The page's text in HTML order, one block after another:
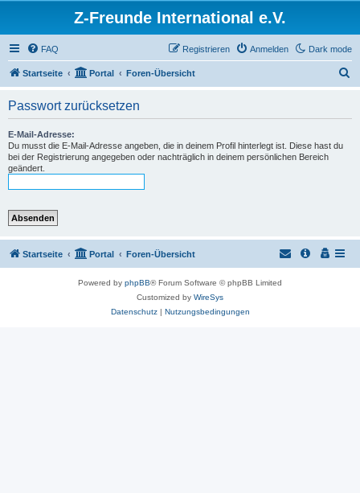
Z-Freunde International e.V.
Dark mode
FAQ Anmelden
Registrieren
Startseite Portal Foren-Übersicht
Passwort zurücksetzen
E-Mail-Adresse:
Du musst die E-Mail-Adresse angeben, die in deinem Profil hinterlegt ist. Diese hast du
bei der Registrierung angegeben oder nachträglich in deinem persönlichen Bereich
geändert.
Startseite Portal Foren-Übersicht
Powered by phpBB® Forum Software © phpBB Limited
Customized by WireSys
Datenschutz| Nutzungsbedingungen